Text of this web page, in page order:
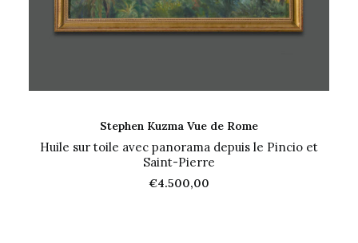
AJOUTER AU PANIER
Stephen Kuzma Vue de Rome
Huile sur toile avec panorama depuis le Pincio et
Saint-Pierre
€4.500,00